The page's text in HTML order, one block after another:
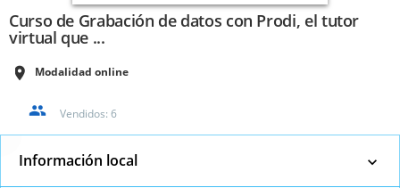
Curso de Grabación de datos con Prodi, el tutor
virtual que ...
Modalidad online
Vendidos: 6
Información local